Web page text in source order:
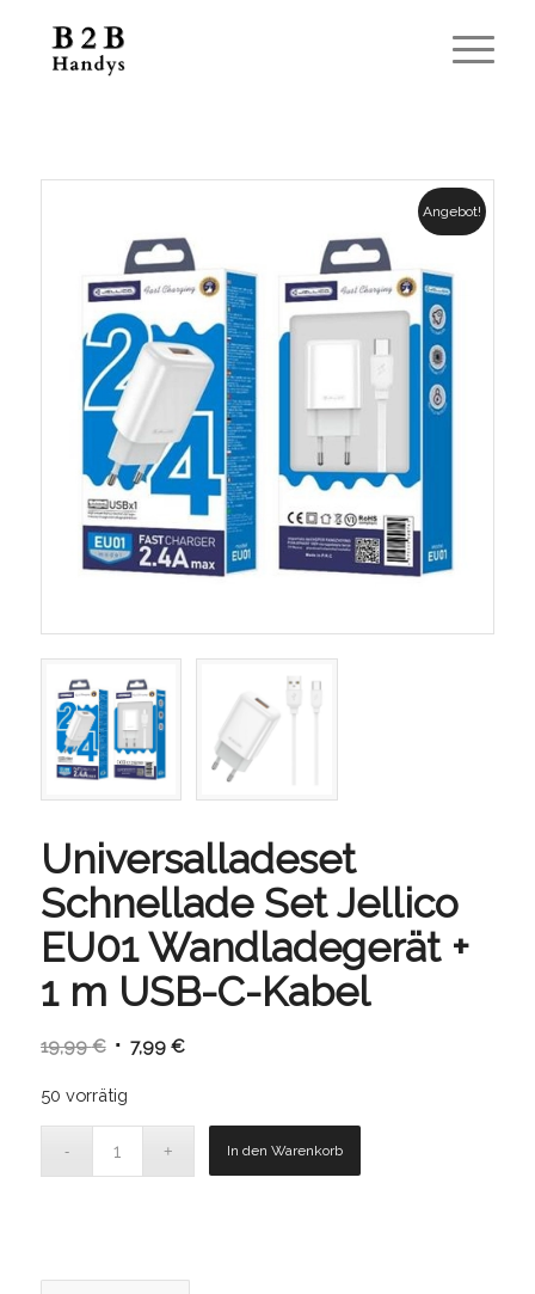
Angebot!
Universalladeset
Schnellade Set Jellico
EU01 Wandladegerät +
1 m USB-C-Kabel
19,99€ Ursprünglicher
war:
19,99 €
7,99 €Aktueller
7,99 €.
50 vorrätig
In den Warenkorb